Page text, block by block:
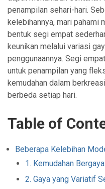
penampilan sehari-hari.
kelebihannya, mari pahami
bentuk segi empat
keunikan melalui variasi
penggunaannya. Segi
untuk penampilan yang
kemudahan dalam
berbeda setiap hari.
Table of
Beberapa Kelebihan
1. Kemudahan
2. Gaya yang Variatif